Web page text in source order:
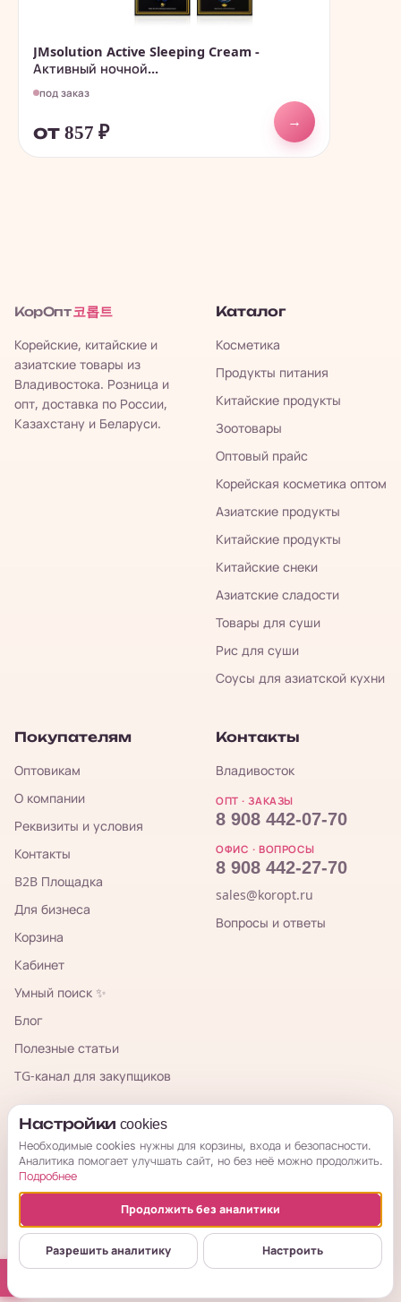
JMsolution Active Sleeping Cream -
Активный ночной...
под заказ
от 857 ₽
→
КорОпт 코롭트
Корейские, китайские и
азиатские товары из
Владивостока. Розница и
опт, доставка по России,
Казахстану и Беларуси.
Каталог
Косметика
Продукты питания
Китайские продукты
Зоотовары
Оптовый прайс
Корейская косметика оптом
Азиатские продукты
Китайские продукты
Китайские снеки
Азиатские сладости
Товары для суши
Рис для суши
Соусы для азиатской кухни
Покупателям
Оптовикам
О компании
Реквизиты и условия
Контакты
B2B Площадка
Для бизнеса
Корзина
Кабинет
Умный поиск ✨
Блог
Полезные статьи
TG-канал для закупщиков
Контакты
Владивосток
ОПТ · ЗАКАЗЫ
8 908 442-07-70
ОФИС · ВОПРОСЫ
8 908 442-27-70
sales@koropt.ru
Вопросы и ответы
КорОпт
© 2026 КорОпт. Корейские и китайские товары из Владивостока.
ИП Галицкая Мария Сергеевна · ИНН 253909697776 · ОГРНИП
314254321800034
Публичная офертаУсловия возвратаПолитикаНастройки cookies
Настройки cookies
Необходимые cookies нужны для корзины, входа и безопасности.
Аналитика помогает улучшать сайт, но без неё можно продолжить.
Подробнее
Продолжить без аналитики
Разрешить аналитику Настроить